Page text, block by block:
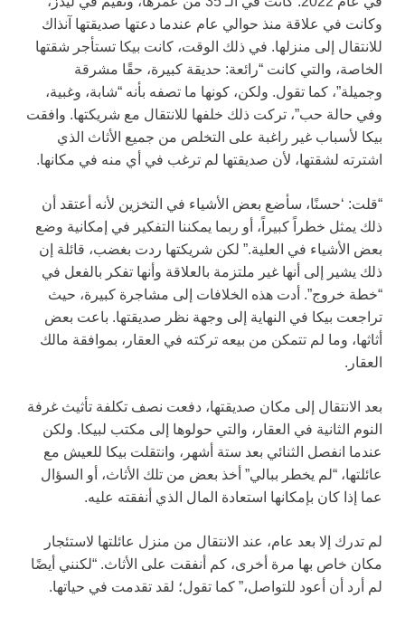
وكانت في علاقة منذ حوالي عام عندما دعتها صديقتها آنذاك
للانتقال إلى منزلها. في ذلك الوقت، كانت بيكا تستأجر شقتها
الخاصة، والتي كانت “رائعة: حديقة كبيرة، حقًا مشرقة
وجميلة”، كما تقول. ولكن، كونها ما تصفه بأنه “شابة، وغبية،
وفي حالة حب”، تركت ذلك خلفها للانتقال مع شريكتها. وافقت
بيكا لأسباب غير راغبة على التخلص من جميع الأثاث الذي
اشترته لشقتها، لأن صديقتها لم ترغب في أي منه في مكانها.
“قلت: ‘حسنًا، سأضع بعض الأشياء في التخزين لأنه أعتقد أن
ذلك يمثل خطراً كبيراً، أو ربما يمكننا التفكير في إمكانية وضع
بعض الأشياء في العلية.” لكن شريكتها ردت بغضب، قائلة إن
ذلك يشير إلى أنها غير ملتزمة بالعلاقة وأنها تفكر بالفعل في
“خطة خروج”. أدت هذه الخلافات إلى مشاجرة كبيرة، حيث
تراجعت بيكا في النهاية إلى وجهة نظر صديقتها. باعت بعض
أثاثها، وما لم تتمكن من بيعه تركته في العقار، بموافقة مالك
العقار.
بعد الانتقال إلى مكان صديقتها، دفعت نصف تكلفة تأثيث غرفة
النوم الثانية في العقار، والتي حولوها إلى مكتب لبيكا. ولكن
عندما انفصل الثنائي بعد ستة أشهر، وانتقلت بيكا للعيش مع
عائلتها، “لم يخطر ببالي” أخذ بعض من تلك الأثاث، أو السؤال
عما إذا كان بإمكانها استعادة المال الذي أنفقته عليه.
لم تدرك إلا بعد عام، عند الانتقال من منزل عائلتها لاستئجار
مكان خاص بها مرة أخرى، كم أنفقت على الأثاث. “لكنني أيضًا
لم أرد أن أعود للتواصل،” كما تقول؛ لقد تقدمت في حياتها.